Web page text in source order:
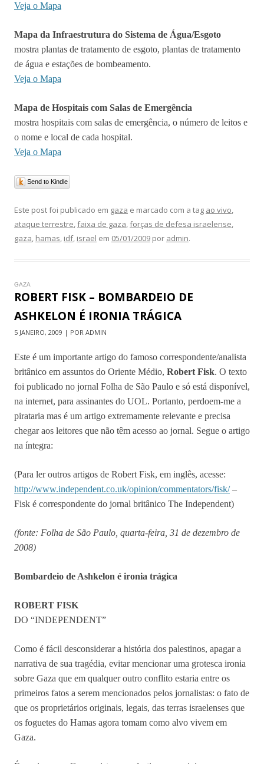
Veja o Mapa
Mapa da Infraestrutura do Sistema de Água/Esgoto
mostra plantas de tratamento de esgoto, plantas de tratamento
de água e estações de bombeamento.
Veja o Mapa
Mapa de Hospitais com Salas de Emergência
mostra hospitais com salas de emergência, o número de leitos e
o nome e local de cada hospital.
Veja o Mapa
Send to Kindle
Este post foi publicado em gaza e marcado com a tag ao vivo
ataque terrestre faixa de gaza forças de defesa israelense
gaza hamas idf, israel em 05/01/2009 por admin.
GAZA
ROBERT FISK – BOMBARDEIO DE
ASHKELON É IRONIA TRÁGICA
5 JANEIRO, 2009 | POR ADMIN
Este é um importante artigo do famoso correspondente/analista
britânico em assuntos do Oriente Médio, Robert Fisk. O texto
foi publicado no jornal Folha de São Paulo e só está disponível,
na internet, para assinantes do UOL. Portanto, perdoem-me a
pirataria mas é um artigo extremamente relevante e precisa
chegar aos leitores que não têm acesso ao jornal. Segue o artigo
na íntegra:
(Para ler outros artigos de Robert Fisk, em inglês, acesse:
http://www.independent.co.uk/opinion/commentators/fisk/–
Fisk é correspondente do jornal britânico The Independent)
(fonte: Folha de São Paulo, quarta-feira, 31 de dezembro de
2008)
Bombardeio de Ashkelon é ironia trágica
ROBERT FISK
DO “INDEPENDENT”
Como é fácil desconsiderar a história dos palestinos, apagar a
narrativa de sua tragédia, evitar mencionar uma grotesca ironia
sobre Gaza que em qualquer outro conflito estaria entre os
primeiros fatos a serem mencionados pelos jornalistas: o fato de
que os proprietários originais, legais, das terras israelenses que
os foguetes do Hamas agora tomam como alvo vivem em
Gaza.